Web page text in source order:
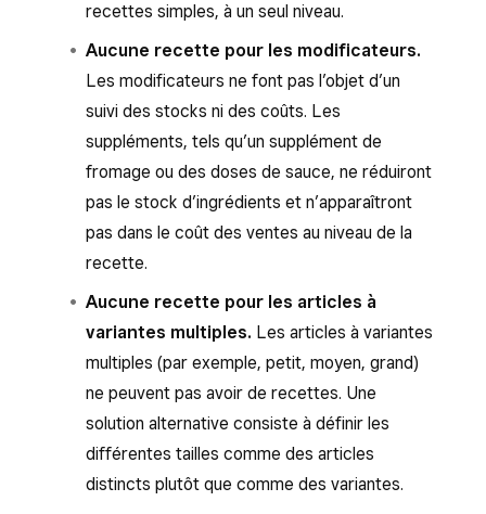
recettes simples, à un seul niveau.
Aucune recette pour les modificateurs.
Les modificateurs ne font pas l’objet d’un
suivi des stocks ni des coûts. Les
suppléments, tels qu’un supplément de
fromage ou des doses de sauce, ne réduiront
pas le stock d’ingrédients et n’apparaîtront
pas dans le coût des ventes au niveau de la
recette.
Aucune recette pour les articles à
variantes multiples. Les articles à variantes
multiples (par exemple, petit, moyen, grand)
ne peuvent pas avoir de recettes. Une
solution alternative consiste à définir les
différentes tailles comme des articles
distincts plutôt que comme des variantes.